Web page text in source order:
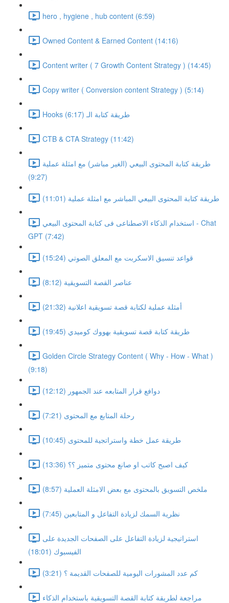
hero , hygiene , hub content (6:59)
Owned Content & Earned Content (14:16)
Content writer ( 7 Growth Content Strategy ) (14:45)
Copy writer ( Conversion content Strategy ) (5:14)
Hooks طريقة كتابة الـ (6:17)
CTB & CTA Strategy (11:42)
طريقة كتابة المحتوى البيعي (الغير مباشر) مع امثلة عملية
(9:27)
طريقة كتابة المحتوى البيعي المباشر مع امثلة عملية (11:01)
استخدام الذكاء الاصطناعى فى كتابة المحتوى البيعي - Chat
GPT (7:42)
قواعد تنسيق الاسكربت مع المعلق الصوتي (15:24)
عناصر القصة التسويقية (8:12)
أمثلة عملية لكتابة قصة تسويقية اعلانية (21:32)
طريقة كتابة قصة تسويقية بهووك كوميدي (19:45)
Golden Circle Strategy Content ( Why - How - What )
(9:18)
دوافع قرار المتابعه عند الجمهور (12:12)
رحلة المتابع مع المحتوى (7:21)
طريقة عمل خطة واستراتجية للمحتوى (10:45)
كيف اصبح كاتب او صانع محتوى متميز ؟؟ (13:36)
ملخص التسويق بالمحتوى مع بعض الامثلة العملية (8:57)
نظرية السمك لزيادة التفاعل و المتابعين (7:45)
استراتيجية لزيادة التفاعل على الصفحات الجديدة على
الفيسبوك (18:01)
كم عدد المشورات اليومية للصفحات القديمة ؟ (3:21)
مراجعة لطريقة كتابة القصة التسويقية باستخدام الذكاء